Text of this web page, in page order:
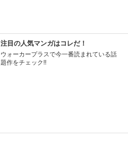
注目の人気マンガはコレだ！
ウォーカープラスで今一番読まれている話
題作をチェック!!